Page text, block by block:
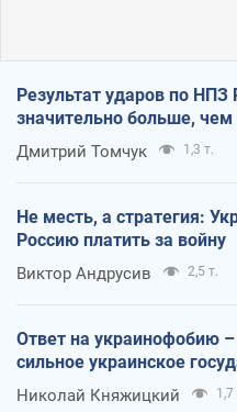
Результат ударов по НПЗ
значительно больше,
Дмитрий Томчук 1,3 т.
Не месть, а стратегия:
Россию платить за войну
Виктор Андрусив 2,5 т.
Ответ на украинофобию
сильное украинское
Николай Княжицкий 1,7